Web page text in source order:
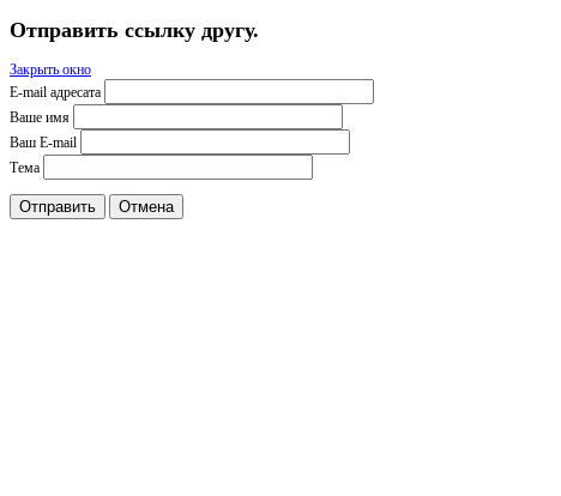
Отправить ссылку другу.
Закрыть окно
E-mail адресата
Ваше имя
Ваш E-mail
Тема
Отправить Отмена